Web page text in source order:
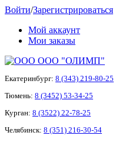
Войти/Зарегистрироваться
Мой аккаунт
Мои заказы
ООО "ОЛИМП"
Екатеринбург: 8 (343) 219-80-25
Тюмень: 8 (3452) 53-34-25
Курган: 8 (3522) 22-78-25
Челябинск: 8 (351) 216-30-54